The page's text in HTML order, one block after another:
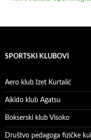
SPORTSKI KLUBOVI
Aero klub Izet Kurtalić
Aikido klub Agatsu
Bokserski klub Visoko
Društvo pedagoga fizičke